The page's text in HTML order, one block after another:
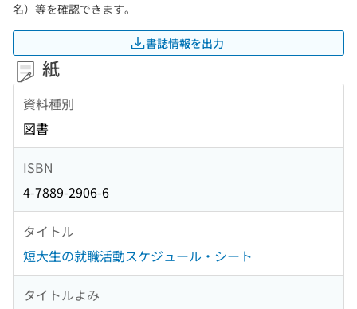
名）等を確認できます。
書誌情報を出力
紙
資料種別
図書
ISBN
4-7889-2906-6
タイトル
短大生の就職活動スケジュール・シート
タイトルよみ